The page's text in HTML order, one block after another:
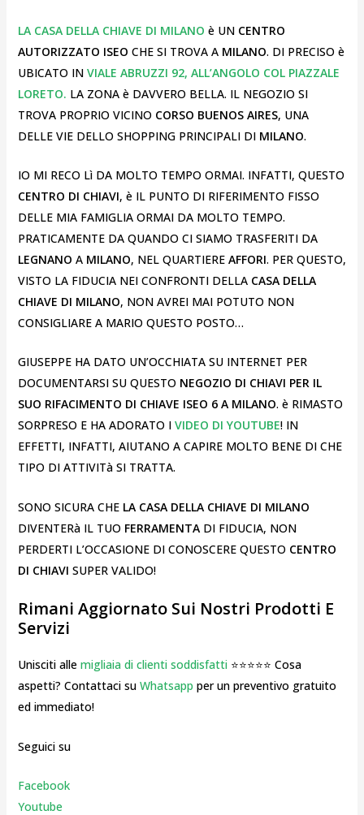
LA CASA DELLA CHIAVE DI MILANO è UN CENTRO
AUTORIZZATO ISEO CHE SI TROVA A MILANO. DI PRECISO è
UBICATO IN VIALE ABRUZZI 92, ALL’ANGOLO COL PIAZZALE
LORETO. LA ZONA è DAVVERO BELLA. IL NEGOZIO SI
TROVA PROPRIO VICINO CORSO BUENOS AIRES, UNA
DELLE VIE DELLO SHOPPING PRINCIPALI DI MILANO.
IO MI RECO Lì DA MOLTO TEMPO ORMAI. INFATTI, QUESTO
CENTRO DI CHIAVI, è IL PUNTO DI RIFERIMENTO FISSO
DELLE MIA FAMIGLIA ORMAI DA MOLTO TEMPO.
PRATICAMENTE DA QUANDO CI SIAMO TRASFERITI DA
LEGNANO A MILANO, NEL QUARTIERE AFFORI. PER QUESTO,
VISTO LA FIDUCIA NEI CONFRONTI DELLA CASA DELLA
CHIAVE DI MILANO, NON AVREI MAI POTUTO NON
CONSIGLIARE A MARIO QUESTO POSTO…
GIUSEPPE HA DATO UN’OCCHIATA SU INTERNET PER
DOCUMENTARSI SU QUESTO NEGOZIO DI CHIAVI PER IL
SUO RIFACIMENTO DI CHIAVE ISEO 6 A MILANO. è RIMASTO
SORPRESO E HA ADORATO I VIDEO DI YOUTUBE! IN
EFFETTI, INFATTI, AIUTANO A CAPIRE MOLTO BENE DI CHE
TIPO DI ATTIVITà SI TRATTA.
SONO SICURA CHE LA CASA DELLA CHIAVE DI MILANO
DIVENTERà IL TUO FERRAMENTA DI FIDUCIA, NON
PERDERTI L’OCCASIONE DI CONOSCERE QUESTO CENTRO
DI CHIAVI SUPER VALIDO!
Rimani Aggiornato Sui Nostri Prodotti E
Servizi
Unisciti alle migliaia di clienti soddisfatti⭐⭐⭐⭐⭐ Cosa
aspetti? Contattaci su Whatsapp per un preventivo gratuito
ed immediato!
Seguici su
Facebook
Youtube